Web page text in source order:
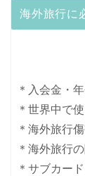
海外旅行に
＊入会金・
＊世界中で
＊海外旅行
＊海外旅行
＊サブカー